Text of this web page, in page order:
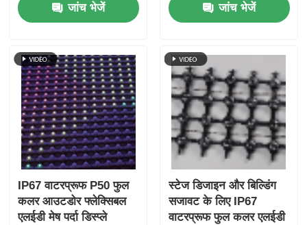
लाइटवेट आउटडोर बड़ा
डिस्प्ले
जांच भेजें
स्क्रीन डिस्प्लेजांच भेजें
IP67 वाटरप्रूफ P50 फुल
कलर आउटडोर फ्लेक्सिबल
एलईडी मेष पर्दा डिस्प्ले
स्टेज डिजाइन और बिल्डिंग
सजावट के लिए IP67
वाटरप्रूफ फुल कलर एलईडी